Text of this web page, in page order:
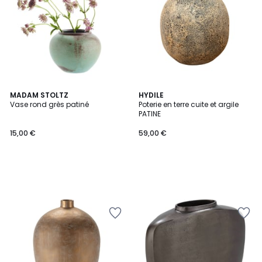
MADAM STOLTZ
Vase rond grès patiné
15,00 €
HYDILE
Poterie en terre cuite et argile
PATINE
59,00 €